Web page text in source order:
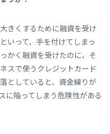
きくするために融資を受け
いって、手を付けてしまっ
かく融資を受けたのに、そ
スで使うクレジットカード
としていると、資金繰りが
に陥ってしまう危険性がある